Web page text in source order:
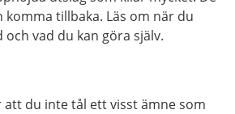
komma tillbaka. Läs om när du
och vad du kan göra själv.
du inte tål ett visst ämne som